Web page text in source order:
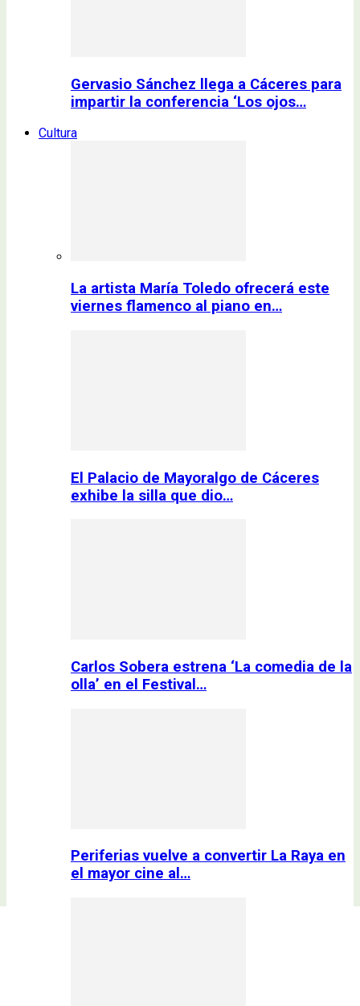
Gervasio Sánchez llega a Cáceres para
impartir la conferencia ‘Los ojos…
Cultura
La artista María Toledo ofrecerá este
viernes flamenco al piano en…
El Palacio de Mayoralgo de Cáceres
exhibe la silla que dio…
Carlos Sobera estrena ‘La comedia de la
olla’ en el Festival…
Periferias vuelve a convertir La Raya en
el mayor cine al…